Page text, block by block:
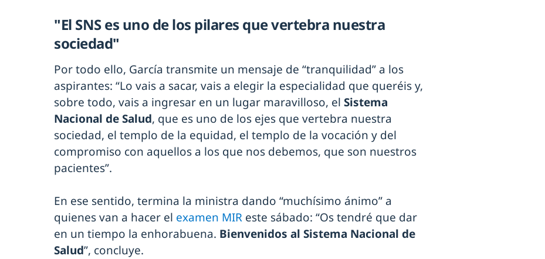
"El SNS es uno de los pilares que vertebra nuestra
sociedad"
Por todo ello, García transmite un mensaje de “tranquilidad” a los
aspirantes: “Lo vais a sacar, vais a elegir la especialidad que queréis y,
sobre todo, vais a ingresar en un lugar maravilloso, el Sistema
Nacional de Salud, que es uno de los ejes que vertebra nuestra
sociedad, el templo de la equidad, el templo de la vocación y del
compromiso con aquellos a los que nos debemos, que son nuestros
pacientes”.
En ese sentido, termina la ministra dando “muchísimo ánimo” a
quienes van a hacer el examen MIR este sábado: “Os tendré que dar
en un tiempo la enhorabuena. Bienvenidos al Sistema Nacional de
Salud”, concluye.